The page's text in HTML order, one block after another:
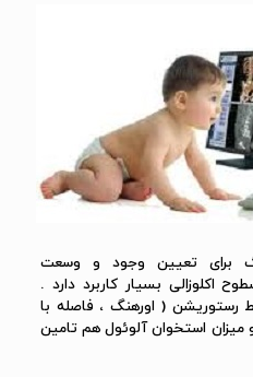
برای تعیین وجود و وسعت
اکلوزالی بسیار کاربرد دارد .
رستوریشن ( اورهنگ ، فاصله با
استخوان آلوئول هم تامین